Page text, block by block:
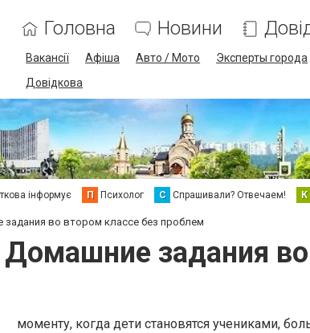
Головна Новини
Вакансії Афіша Авто / Мото Эксперты города
Довідкова
інформує П Психолог С Спрашивали? Отвечаем! К
во втором классе без проблем
Домашние задания
моменту, когда дети становятся учениками,